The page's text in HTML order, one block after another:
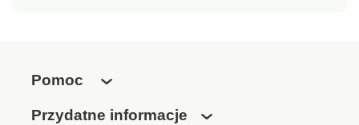
Pomoc
Przydatne informacje